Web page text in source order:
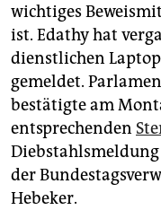
wichtiges
ist. Edathy hat
dienstlichen
gemeldet.
bestätigte am
entsprechenden
Diebstahlsmeldung
der
Hebeker.